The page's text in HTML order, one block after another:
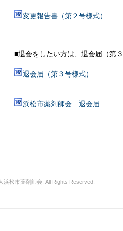
変更報告書（第２号様式）
■退会をしたい方は、退会届（第
退会届（第３号様式）
浜松市薬剤師会 退会届
松市薬剤師会. All Rights Reserved.